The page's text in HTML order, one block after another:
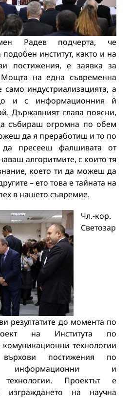
Радев подчерта, че
институт, както и на
постижения, е заявка за
на една съвременна
индустриализацията, а
и с информационния й
Държавният глава поясни,
събираш огромна по обем
да я преработиш и то по
да пресееш фалшивата от
алгоритмите, с които тя
което ти да можеш да
– ето това е тайната на
в нашето съвремие.
Чл.-кор.
Светозар
резултатите до момента по
на Института по
технологии
постижения по
информационни и
технологии. Проектът е
изграждането на научна